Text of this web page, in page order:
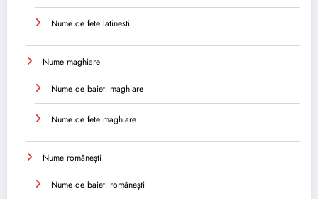
Nume de fete latinesti
Nume maghiare
Nume de baieti maghiare
Nume de fete maghiare
Nume românești
Nume de baieti românești